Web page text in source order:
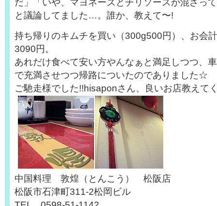
と議論してました…。誰か、教えて〜!
持ち帰りのキムチを買い（300g500円）、お会
3090円。
あれだけ食べて安い方やんなぁと満足しつつ、
で充満させつつ帰路についたのでありました☆
ご馳走様でした!!hisaponさん、良いお店教えて
中国料理 敦煌（とんこう） 松阪店
松阪市石津町311-2松岡ビル